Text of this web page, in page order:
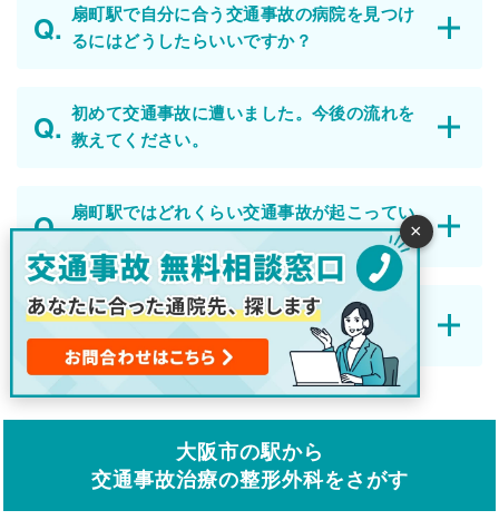
扇町駅で自分に合う交通事故の病院を見つけ
るにはどうしたらいいですか？
初めて交通事故に遭いました。今後の流れを
教えてください。
扇町駅ではどれくらい交通事故が起こってい
整形外科と整骨院・接骨院の違いはなんです
か？
大阪市の駅から
交通事故治療の整形外科をさがす
×